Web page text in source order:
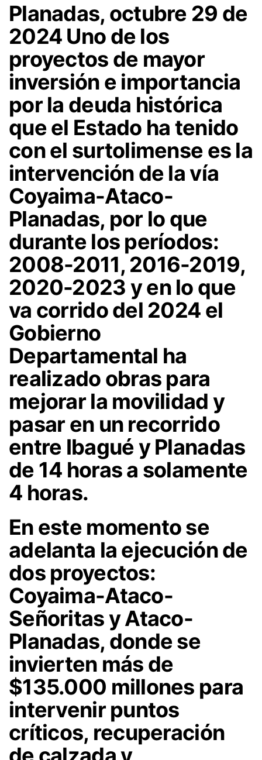
Planadas, octubre 29 de
2024 Uno de los
proyectos de mayor
inversión e importancia
por la deuda histórica
que el Estado ha tenido
con el surtolimense es la
intervención de la vía
Coyaima-Ataco-
Planadas, por lo que
durante los períodos:
2008-2011, 2016-2019,
2020-2023 y en lo que
va corrido del 2024 el
Gobierno
Departamental ha
realizado obras para
mejorar la movilidad y
pasar en un recorrido
entre Ibagué y Planadas
de 14 horas a solamente
4 horas.
En este momento se
adelanta la ejecución de
dos proyectos:
Coyaima-Ataco-
Señoritas y Ataco-
Planadas, donde se
invierten más de
$135.000 millones para
intervenir puntos
críticos, recuperación